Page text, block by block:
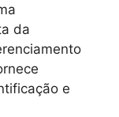
da
e